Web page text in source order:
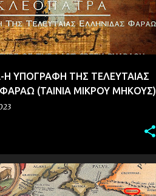
ΥΠΟΓΡΑΦΗ ΤΗΣ ΤΕΛΕΥΤΑΙΑΣ
(ΤΑΙΝΙΑ ΜΙΚΡΟΥ ΜΗΚΟΥΣ)
ΜΥΘΟΛΟΓΙΑ